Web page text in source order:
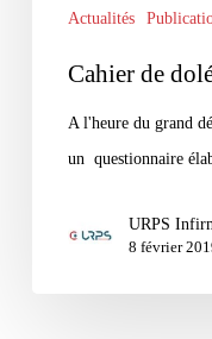
Actualités
Cahier de
A l'heure du grand
un questionnaire
URPS
8 février